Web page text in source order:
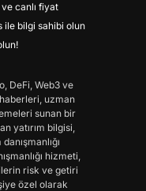
canlı fiyat
ile bilgi sahibi olun
DeFi, Web3 ve
uzman
sunan bir
yatırım bilgisi,
hizmeti,
risk ve getiri
özel olarak